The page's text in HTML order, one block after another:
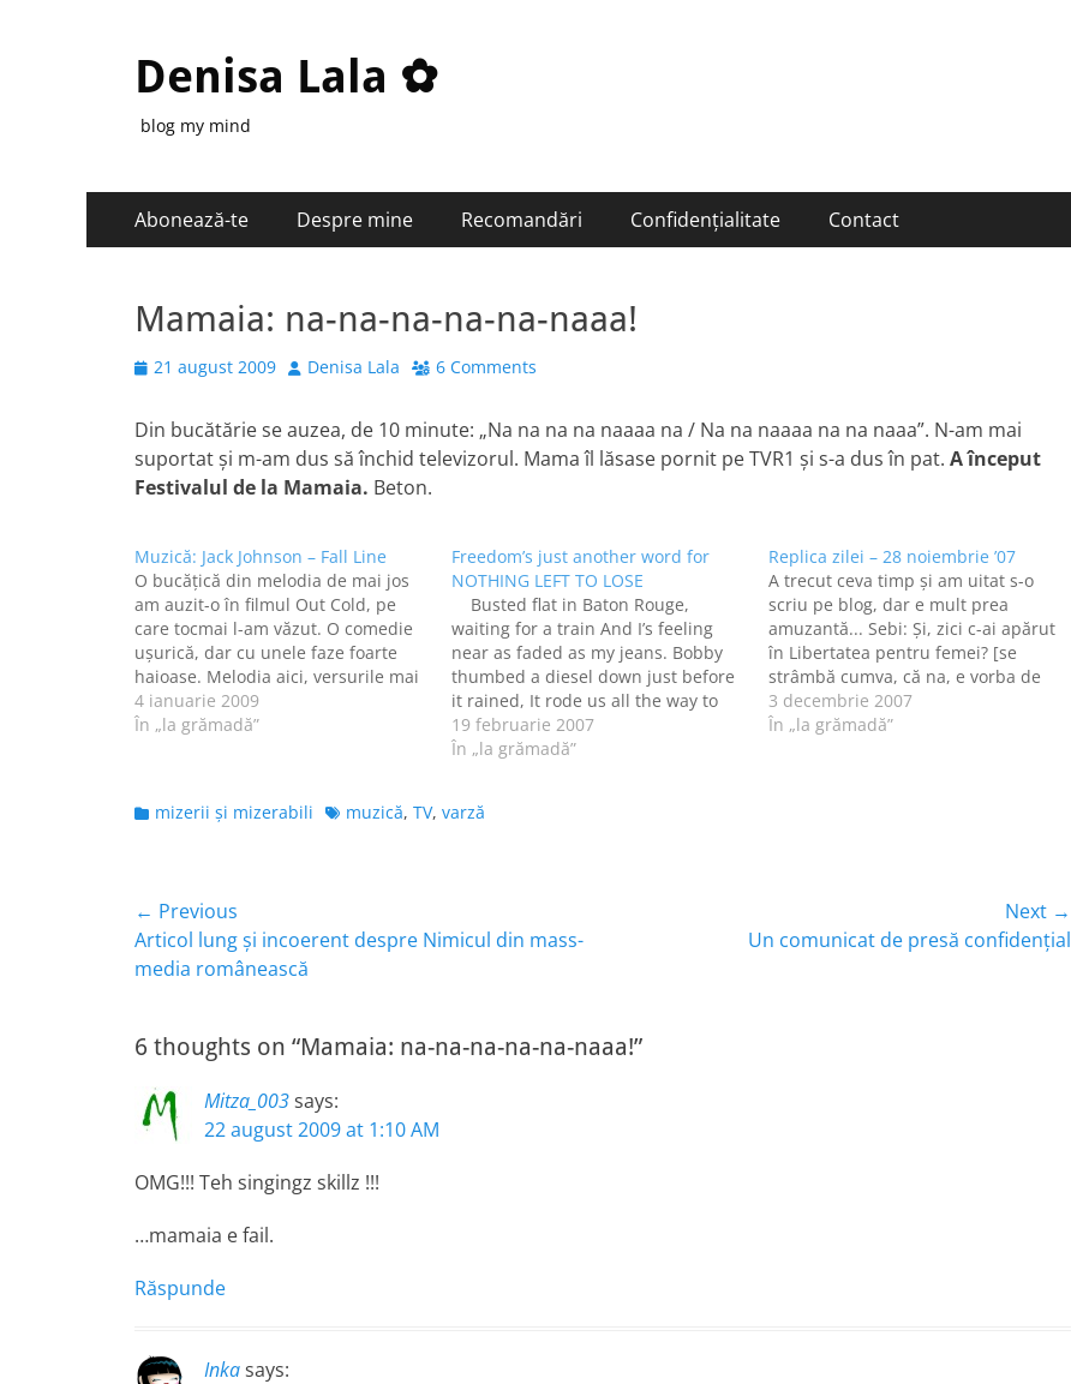
Denisa Lala ✿
blog my mind
Primary
Menu
Abonează-te Despre mine Recomandări Confidențialitate Contact
Mamaia: na-na-na-na-na-naaa!
Posted
21 august 2009 Author
Denisa Lala 6 Comments
Din bucătărie se auzea, de 10 minute: „Na na na na naaaa na / Na na naaaa na na naaa”. N-am mai
suportat şi m-am dus să închid televizorul. Mama îl lăsase pornit pe TVR1 şi s-a dus în pat. A început
Festivalul de la Mamaia. Beton.
Muzică: Jack Johnson – Fall Line
O bucăţică din melodia de mai jos
am auzit-o în filmul Out Cold, pe
care tocmai l-am văzut. O comedie
uşurică, dar cu unele faze foarte
haioase. Melodia aici, versurile mai
jos: Jack Johnson - Fall Line by the
way you now that hope will make
4 ianuarie 2009
În „la grămadă”
Freedom’s just another word for
NOTHING LEFT TO LOSE
Busted flat in Baton Rouge,
waiting for a train And I’s feeling
near as faded as my jeans. Bobby
thumbed a diesel down just before
it rained, It rode us all the way to
New Orleans. I pulled my harpoon
out of my dirty red bandanna, I
19 februarie 2007
În „la grămadă”
Replica zilei – 28 noiembrie ’07
A trecut ceva timp şi am uitat s-o
scriu pe blog, dar e mult prea
amuzantă... Sebi: Şi, zici c-ai apărut
în Libertatea pentru femei? [se
strâmbă cumva, că na, e vorba de
Libertatea, totuşi...] Eu: Da... Sebi:
Na, bravo! Ştii, eu am apărut în
3 decembrie 2007
În „la grămadă”
Categories
mizerii şi mizerabili Tagsmuzică, TV, varză
Navigare
în
← Previous
Previous
post:
Articol lung şi incoerent despre Nimicul din mass-
media românească
Next →
Un comunicat de presă confidenţial
6 thoughts on “Mamaia: na-na-na-na-na-naaa!”
Mitza_003says:
22 august 2009 at 1:10 AM
OMG!!! Teh singingz skillz !!!
…mamaia e fail.
Răspunde
Inkasays: